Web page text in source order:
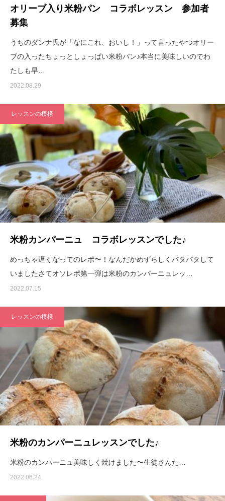
オリーブ入り米粉パン コラボレッスン 参加者
募集
うちのダンナ氏が「なにこれ、おいし！」って言ったやつオリー
ブの入ったちょっとしょっぱい米粉パン♪本当に美味しいのでわ
たしも早…
2022.08.29
レッスンの模様
米粉カンパーニュ コラボレッスンでした♪
めっちゃ遅くなってのレポ〜！なんだかめずらしくバタバタして
いましたさてオソレポ第一弾は米粉のカンパーニュレッ…
2022.07.15
レッスンの模様
米粉のカンパーニュレッスンでした♪
米粉のカンパーニュ美味しく焼けました〜生徒さんた…
2022.06.24